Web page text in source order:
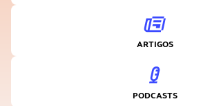
ARTIGOS
PODCASTS